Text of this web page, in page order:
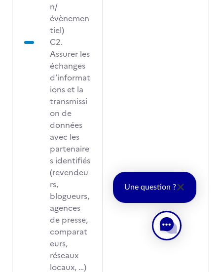
n/
évènemen
tiel)
C2.
Assurer les
échanges
d’informat
ions et la
transmissi
on de
données
avec les
partenaire
s identifiés
(revendeu
rs,
blogueurs,
agences
de presse,
comparat
eurs,
réseaux
locaux, …)
Une question ?